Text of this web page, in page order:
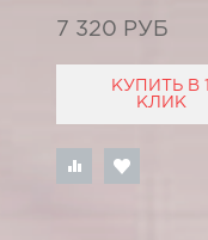
7 320 РУБ
КУПИТЬ В 1
КЛИК